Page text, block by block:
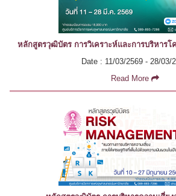
หลักสูตรวุฒิบัตร การวิเคราะห์และการบริหารโ
Date : 11/03/2569 - 28/03/
Read More